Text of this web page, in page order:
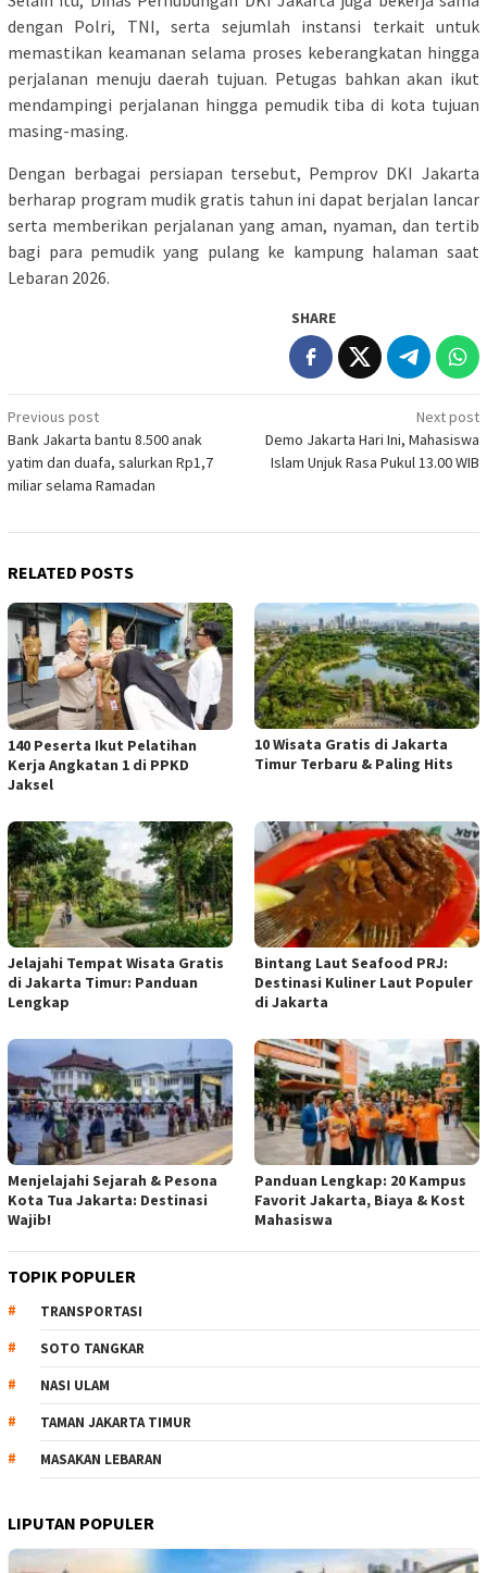
dengan Polri, TNI, serta sejumlah instansi terkait untuk
memastikan keamanan selama proses keberangkatan hingga
perjalanan menuju daerah tujuan. Petugas bahkan akan ikut
mendampingi perjalanan hingga pemudik tiba di kota tujuan
masing-masing.
Dengan berbagai persiapan tersebut, Pemprov DKI Jakarta
berharap program mudik gratis tahun ini dapat berjalan lancar
serta memberikan perjalanan yang aman, nyaman, dan tertib
bagi para pemudik yang pulang ke kampung halaman saat
Lebaran 2026.
SHARE
Post
navigation
Previous post
Bank Jakarta bantu 8.500 anak
yatim dan duafa, salurkan Rp1,7
miliar selama Ramadan
Next post
Demo Jakarta Hari Ini, Mahasiswa
Islam Unjuk Rasa Pukul 13.00 WIB
RELATED POSTS
140 Peserta Ikut Pelatihan
Kerja Angkatan 1 di PPKD
Jaksel
10 Wisata Gratis di Jakarta
Timur Terbaru & Paling Hits
Jelajahi Tempat Wisata Gratis
di Jakarta Timur: Panduan
Lengkap
Bintang Laut Seafood PRJ:
Destinasi Kuliner Laut Populer
di Jakarta
Menjelajahi Sejarah & Pesona
Kota Tua Jakarta: Destinasi
Wajib!
Panduan Lengkap: 20 Kampus
Favorit Jakarta, Biaya & Kost
Mahasiswa
TOPIK POPULER
TRANSPORTASI
SOTO TANGKAR
NASI ULAM
TAMAN JAKARTA TIMUR
MASAKAN LEBARAN
LIPUTAN POPULER